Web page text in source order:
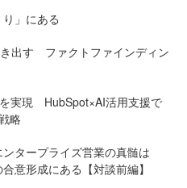
」にある
出す ファクトファインディン
実現 HubSpot×AI活用支援で
略
タープライズ営業の真髄は
意形成にある【対談前編】